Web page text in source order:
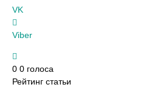
VK
Viber
0 0 голоса
Рейтинг статьи